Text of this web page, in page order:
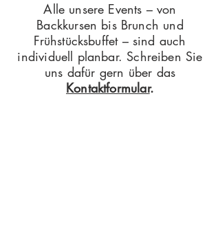
Alle unsere Events – von
Backkursen bis Brunch und
Frühstücksbuffet – sind auch
individuell planbar. Schreiben Sie
uns dafür gern über das
Kontaktformular.